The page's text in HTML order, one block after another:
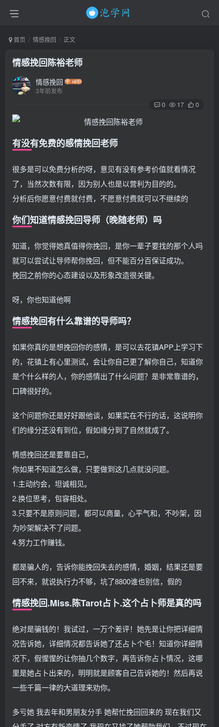
首页 情感挽回 正文
情感挽回陈裕老师
情感挽回
3年前发布
0 17 0
有没有免费的感情挽回老师
很多是可以免费分析的呀，意见有没有参考价值就看情况
了，当然次数有限，因为别人也是以营利为目的的。
分析后你愿意付费就付费，不愿意付费就可以不继续的
你们知道情感挽回导师（晚随老师）吗
知道，你觉得她真值得你挽回，是你一辈子要找的那个人吗
就可以尝试让导师帮你挽回，但不能百分百保证成功。
挽回之前你的心态建设以及形象改造很关键。
呀，你也知道他啊
情感挽回有什么靠谱的导师吗？
如果你真的是想挽回你的感情，是可以去花镇APP上学习下
的，花镇上有心里测试，会让你自己更了解你自己，知道你
是个什么样的人，你的感情出了什么问题？是非常靠谱的，
口碑很好的。
这个问题你还是好好跟他谈，如果实在不行的话，这说明你
们的缘分还没有到位，假如缘分到了自然就成了。
情感挽回还是要靠自己，
你如果不知道怎么做，只要做到这几点就没问题。
1.主动约会，坦诚相见。
2.换位思考，包容相处。
3.只要不是原则问题，都可以商量，心平气和，不吵架，因
为吵架解决不了问题。
4.努力工作赚钱。
都是骗人的，告诉你能挽回失去的感情，婚姻，结果还是要
回不来，就说执行力不够，坑了8800谁也别信，假的
情感挽回.Miss.陈Tarot占卜.这个占卜师是真的吗
绝对是骗钱的！我试过，一万个差评！她先是让你把详细情
况告诉她，详细情况都告诉她了还占卜个毛！知道你详细情
况下，假惺惺的让你抽几个数字，再告诉你占卜情况，这哪
里是她占卜出来的，明明就是顾客自己告诉她的！然后再说
一些千篇一律的大道理来劝你。
多亏她 我去年和男朋友分手 她帮忙挽回回来的 现在我们又